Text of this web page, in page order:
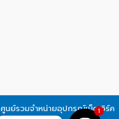
ศูนย์รวมจำหน่ายอุปกรณ์เน็ตเวิร์ค
1